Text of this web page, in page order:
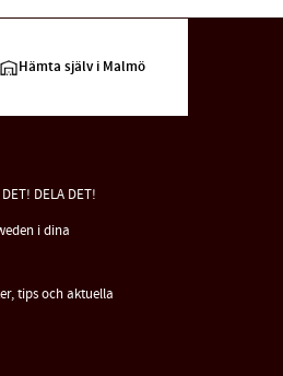
Hämta själv i Malmö
DELA DET!
i dina
tips och aktuella